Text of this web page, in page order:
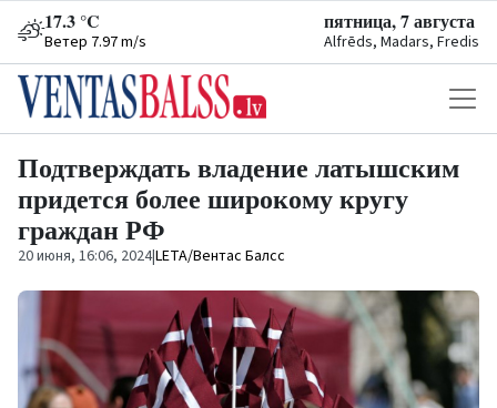
17.3 °C
Ветер 7.97 m/s
пятница, 7 августа
Alfrēds, Madars, Fredis
Подтверждать владение латышским
придется более широкому кругу
граждан РФ
20 июня, 16:06, 2024|LETA/Вентас Балсс